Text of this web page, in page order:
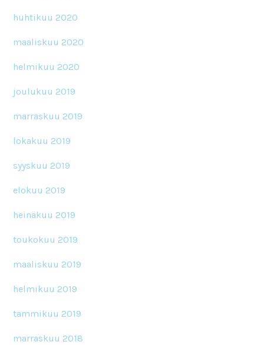
huhtikuu 2020
maaliskuu 2020
helmikuu 2020
joulukuu 2019
marraskuu 2019
lokakuu 2019
syyskuu 2019
elokuu 2019
heinäkuu 2019
toukokuu 2019
maaliskuu 2019
helmikuu 2019
tammikuu 2019
marraskuu 2018